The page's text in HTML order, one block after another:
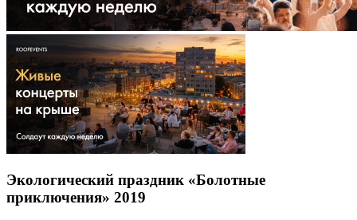
Экологический праздник «Болотные
приключения» 2019